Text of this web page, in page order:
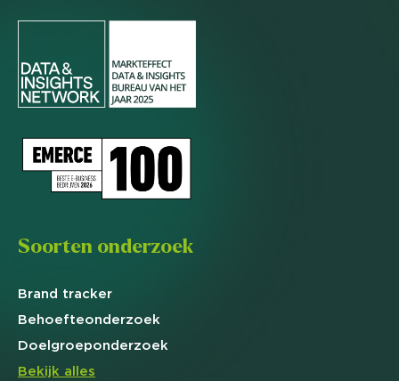
Soorten onderzoek
Brand tracker
Behoefteonderzoek
Doelgroeponderzoek
Bekijk alles